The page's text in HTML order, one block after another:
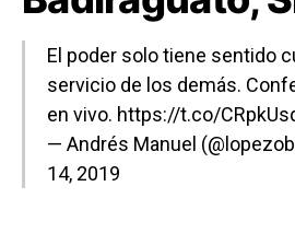
El poder solo tiene sentido
servicio de los demás.
en vivo. https://t.co/
— Andrés Manuel
14, 2019